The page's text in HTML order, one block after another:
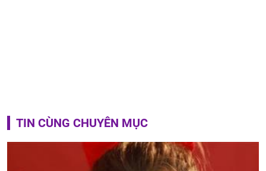
TIN CÙNG CHUYÊN MỤC